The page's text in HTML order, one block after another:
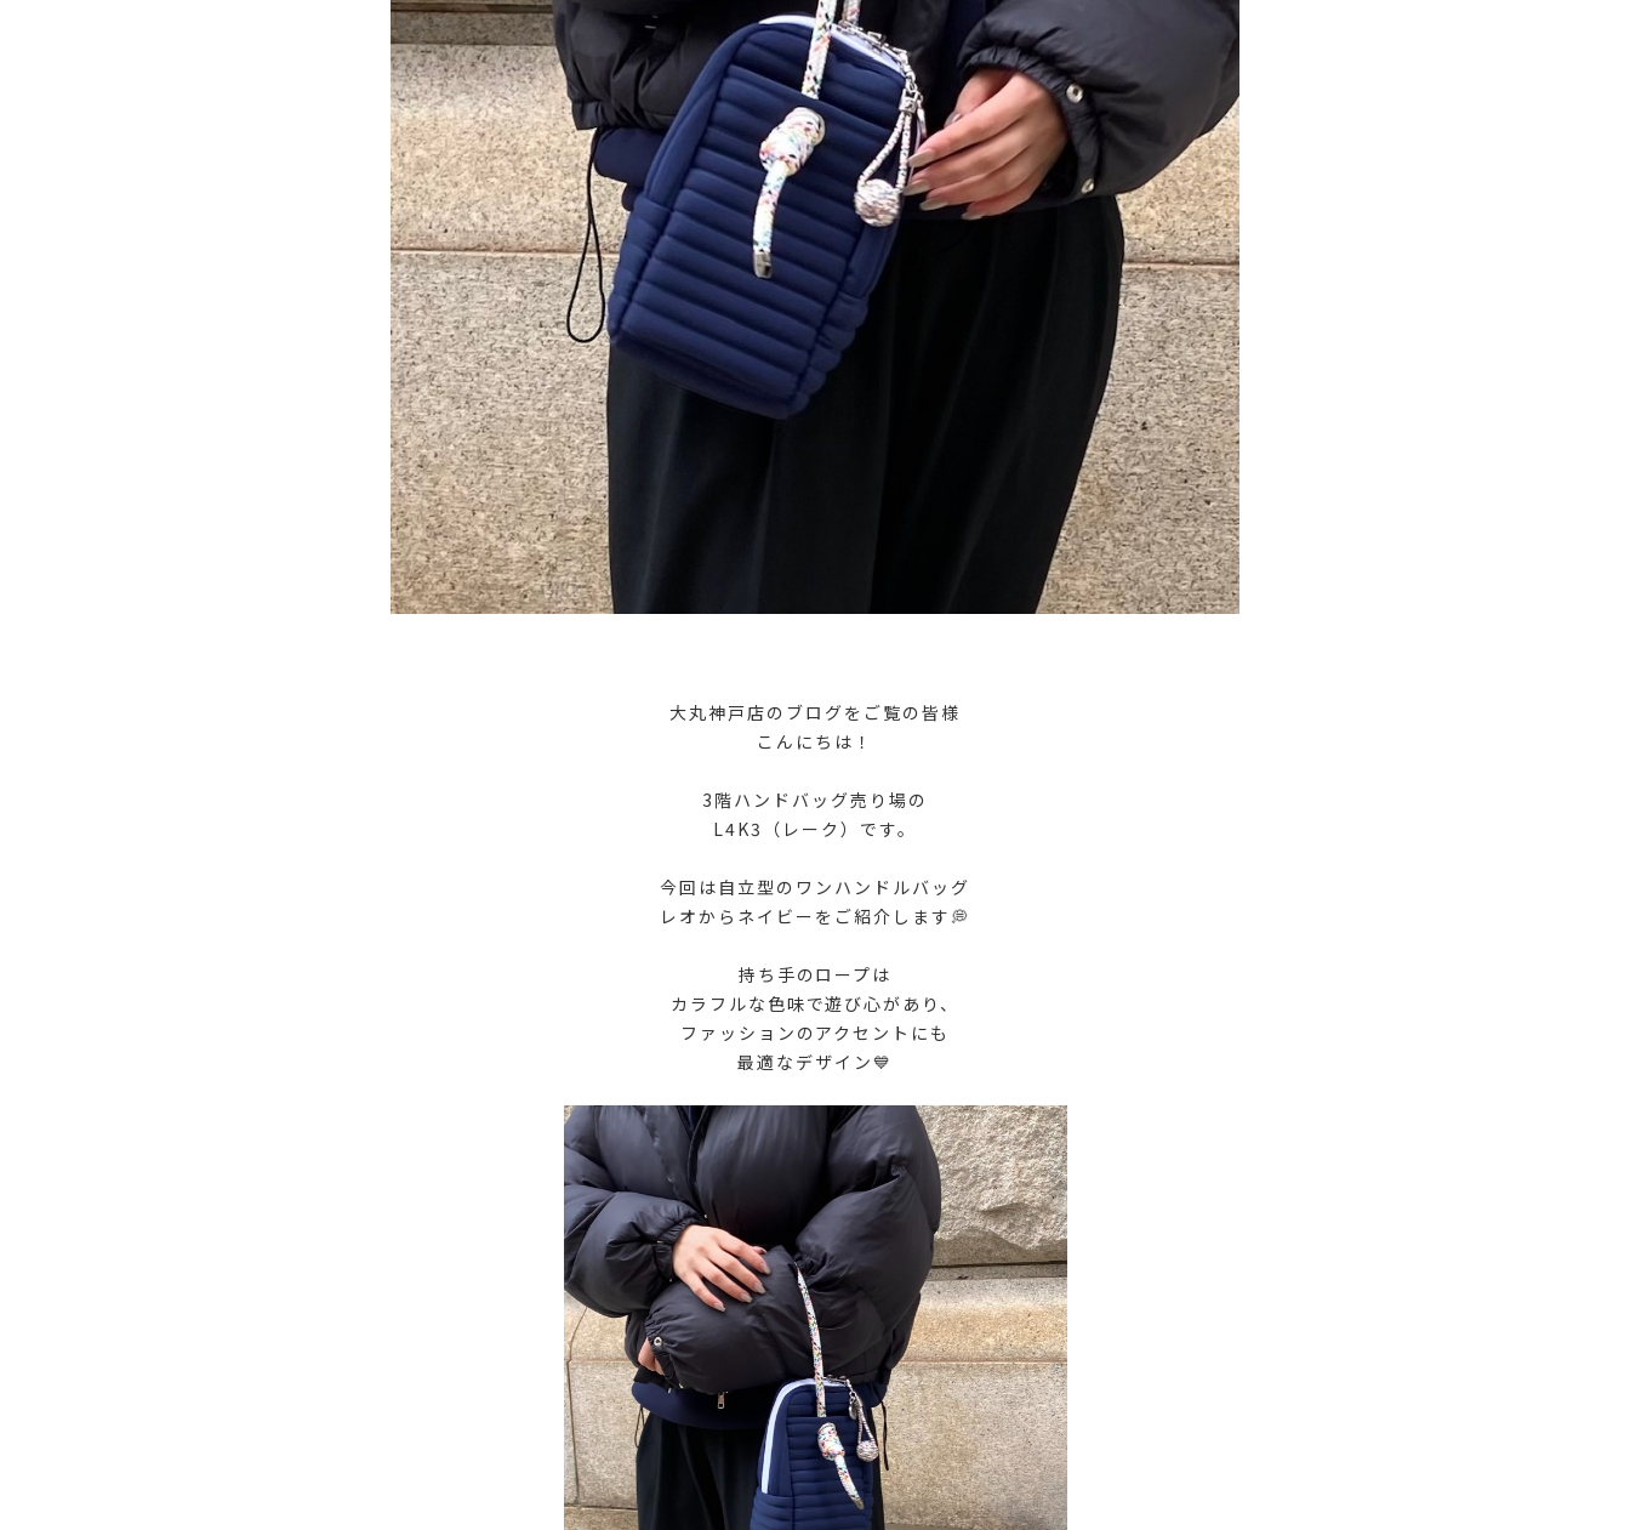
大丸神戸店のブログをご覧の皆様
こんにちは！
3階ハンドバッグ売り場の
L4K3（レーク）です。
今回は自立型のワンハンドルバッグ
レオからネイビーをご紹介します💭
持ち手のロープは
カラフルな色味で遊び心があり、
ファッションのアクセントにも
最適なデザイン💙